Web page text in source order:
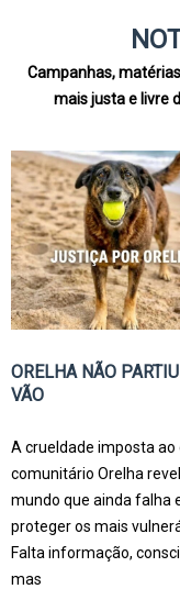
Campanhas,
mais justa e livre
ORELHA NÃO
VÃO
A crueldade imposta ao
comunitário Orelha
mundo que ainda falha
proteger os mais
Falta informação,
mas